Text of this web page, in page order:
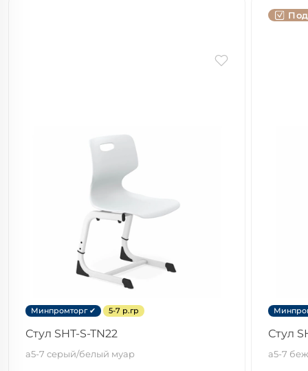
Минпромторг ✔ 5-7 р.гр
Стул SHT-S-TN22
а5-7 серый/белый муар
Стул
а5-7